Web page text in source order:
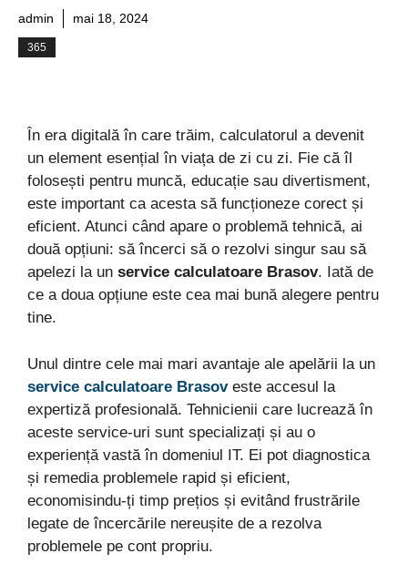
admin mai 18, 2024
365
În era digitală în care trăim, calculatorul a devenit
un element esențial în viața de zi cu zi. Fie că îl
folosești pentru muncă, educație sau divertisment,
este important ca acesta să funcționeze corect și
eficient. Atunci când apare o problemă tehnică, ai
două opțiuni: să încerci să o rezolvi singur sau să
apelezi la un service calculatoare Brasov. Iată de
ce a doua opțiune este cea mai bună alegere pentru
tine.
Unul dintre cele mai mari avantaje ale apelării la un
service calculatoare Brasoveste accesul la
expertiză profesională. Tehnicienii care lucrează în
aceste service-uri sunt specializați și au o
experiență vastă în domeniul IT. Ei pot diagnostica
și remedia problemele rapid și eficient,
economisindu-ți timp prețios și evitând frustrările
legate de încercările nereușite de a rezolva
problemele pe cont propriu.